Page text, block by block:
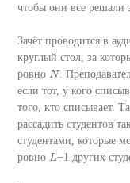
чтобы они все решали
Зачёт проводится в
круглый стол, за
ровно N
N
.
если тот, у кого
того, кто списывает.
рассадить студентов
студентами, которые
ровно L
L−1 других